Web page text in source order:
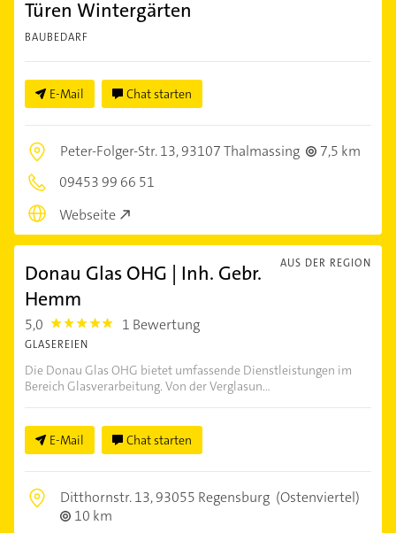
Türen Wintergärten
BAUBEDARF
E-Mail Chat starten
Peter-Folger-Str. 13,93107 Thalmassing
7,5 km
09453 99 66 51
Webseite
AUS DER REGION
Donau Glas OHG | Inh. Gebr.
Hemm
5,0 5.0 1 Bewertung
GLASEREIEN
Die Donau Glas OHG bietet umfassende Dienstleistungen im
Bereich Glasverarbeitung. Von der Verglasun...
E-Mail Chat starten
Ditthornstr. 13,93055 Regensburg (Ostenviertel)
10 km